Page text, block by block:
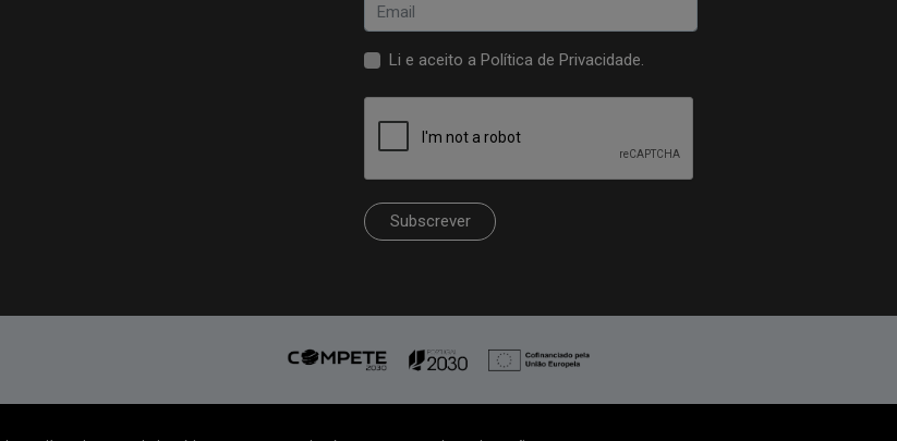
Li e aceito a Política de Privacidade.
Subscrever